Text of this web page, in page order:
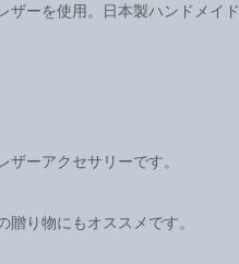
ザーを使用。日本製ハンドメイド
ーアクセサリーです。
り物にもオススメです。